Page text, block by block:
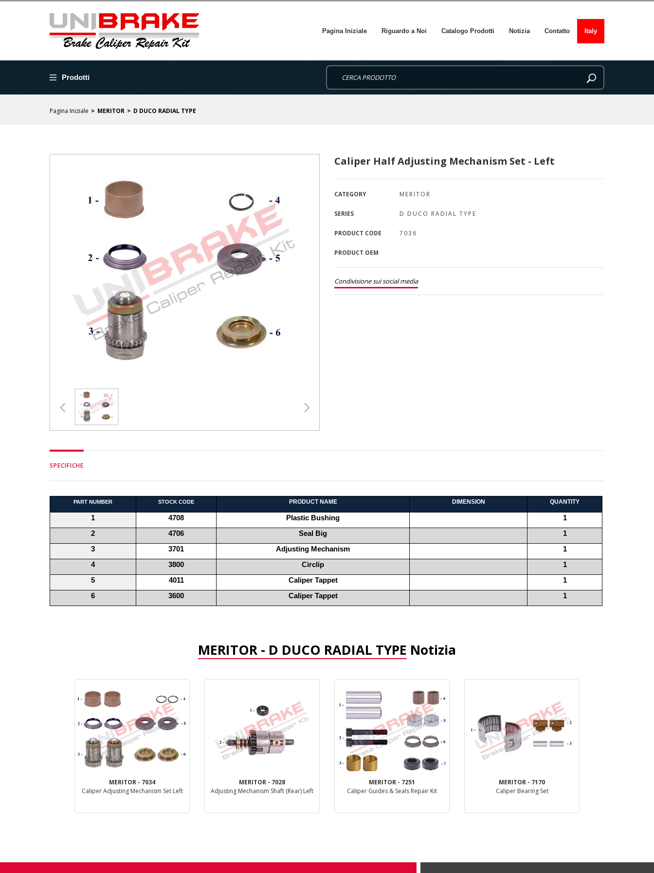
Pagina Iniziale Riguardo a Noi Catalogo Prodotti Notizia Contatto Italy
Prodotti
Pagina Iniziale MERITOR D DUCO RADIAL TYPE
Caliper Half Adjusting Mechanism Set - Left
CATEGORY MERITOR
SERIES D DUCO RADIAL TYPE
PRODUCT CODE 7036
PRODUCT OEM
Condivisione sui social media
SPECIFICHE
PART NUMBER STOCK CODE PRODUCT NAME DIMENSION QUANTITY
1 4708 Plastic Bushing
1
2
4706 Seal Big
1
3
3701 Adjusting Mechanism
1
4
3800 Circlip
1
5
4011 Caliper Tappet
1
6
3600 Caliper Tappet 1
MERITOR - D DUCO RADIAL TYPE Notizia
MERITOR - 7034
Caliper Adjusting Mechanism Set Left
MERITOR - 7028
Adjusting Mechanism Shaft (Rear) Left
MERITOR - 7251
Caliper Guides & Seals Repair Kit
MERITOR - 7170
Caliper Bearing Set